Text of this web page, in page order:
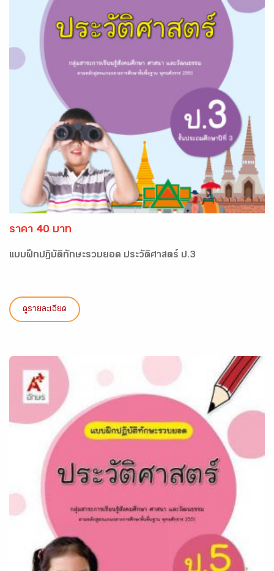
ราคา 40 บาท
แบบฝึกปฏิบัติทักษะรวบยอด ประวัติศาสตร์ ป.3
ดูรายละเอียด